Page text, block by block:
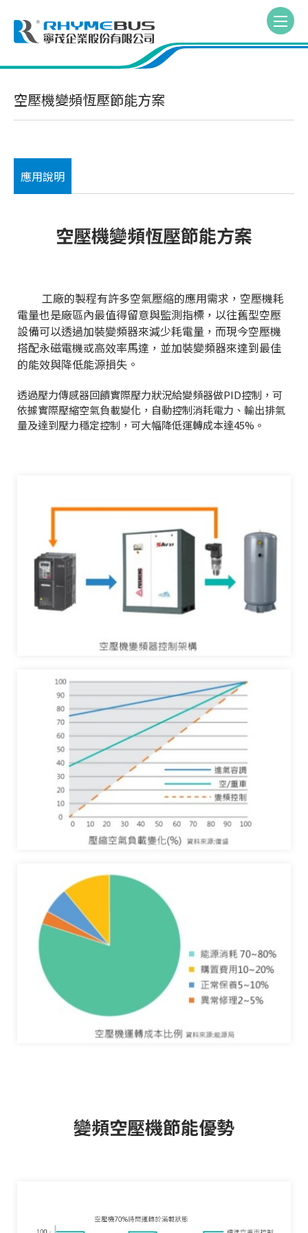
空壓機變頻恆壓節能方案
應用說明
空壓機變頻恆壓節能方案
工廠的製程有許多空氣壓縮的應用需求，空壓機耗
電量也是廠區內最值得留意與監測指標，以往舊型空壓
設備可以透過加裝變頻器來減少耗電量，而現今空壓機
搭配永磁電機或高效率馬達，並加裝變頻器來達到最佳
的能效與降低能源損失。
透過壓力傳感器回饋實際壓力狀況給變頻器做PID控制，可
依據實際壓縮空氣負載變化，自動控制消耗電力、輸出排氣
量及達到壓力穩定控制，可大幅降低運轉成本達45%。
變頻空壓機節能優勢